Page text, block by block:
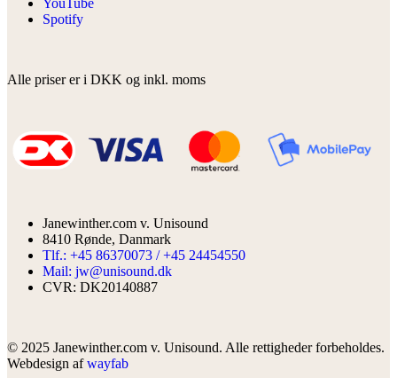
YouTube
Spotify
Alle priser er i DKK og inkl. moms
Janewinther.com v. Unisound
8410 Rønde, Danmark
Tlf.: +45 86370073 / +45 24454550
Mail: jw@unisound.dk
CVR: DK20140887
© 2025 Janewinther.com v. Unisound. Alle rettigheder forbeholdes.
Webdesign afwayfab